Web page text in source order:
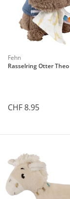
Fehn
Rasselring Otter Theo
CHF 8.95